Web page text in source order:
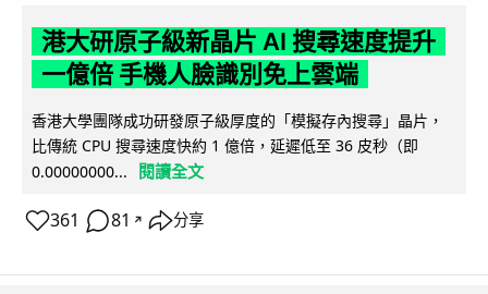
港大研原子級新晶片 AI 搜尋速度提升
一億倍 手機人臉識別免上雲端
香港大學團隊成功研發原子級厚度的「模擬存內搜尋」晶片，
比傳統 CPU 搜尋速度快約 1 億倍，延遲低至 36 皮秒（即
0.00000000...
閱讀全文
361 81 ↗ 分享